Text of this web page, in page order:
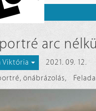
arc nélkül
Viktória
2021. 09. 12.
önábrázolás,